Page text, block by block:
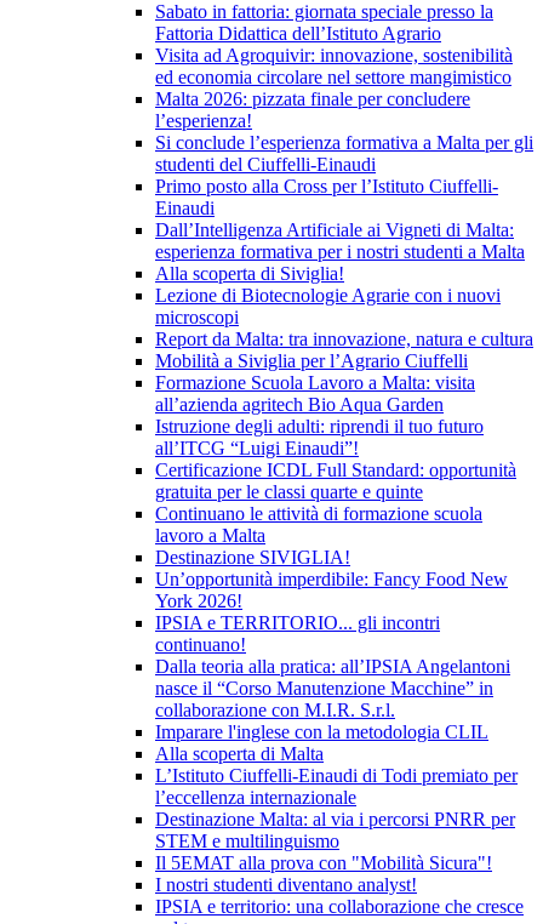
Sabato in fattoria: giornata speciale presso la
Fattoria Didattica dell’Istituto Agrario
Visita ad Agroquivir: innovazione, sostenibilità
ed economia circolare nel settore mangimistico
Malta 2026: pizzata finale per concludere
l’esperienza!
Si conclude l’esperienza formativa a Malta per gli
studenti del Ciuffelli-Einaudi
Primo posto alla Cross per l’Istituto Ciuffelli-
Einaudi
Dall’Intelligenza Artificiale ai Vigneti di Malta:
esperienza formativa per i nostri studenti a Malta
Alla scoperta di Siviglia!
Lezione di Biotecnologie Agrarie con i nuovi
microscopi
Report da Malta: tra innovazione, natura e cultura
Mobilità a Siviglia per l’Agrario Ciuffelli
Formazione Scuola Lavoro a Malta: visita
all’azienda agritech Bio Aqua Garden
Istruzione degli adulti: riprendi il tuo futuro
all’ITCG “Luigi Einaudi”!
Certificazione ICDL Full Standard: opportunità
gratuita per le classi quarte e quinte
Continuano le attività di formazione scuola
lavoro a Malta
Destinazione SIVIGLIA!
Un’opportunità imperdibile: Fancy Food New
York 2026!
IPSIA e TERRITORIO... gli incontri
continuano!
Dalla teoria alla pratica: all’IPSIA Angelantoni
nasce il “Corso Manutenzione Macchine” in
collaborazione con M.I.R. S.r.l.
Imparare l'inglese con la metodologia CLIL
Alla scoperta di Malta
L’Istituto Ciuffelli-Einaudi di Todi premiato per
l’eccellenza internazionale
Destinazione Malta: al via i percorsi PNRR per
STEM e multilinguismo
Il 5EMAT alla prova con "Mobilità Sicura"!
I nostri studenti diventano analyst!
IPSIA e territorio: una collaborazione che cresce